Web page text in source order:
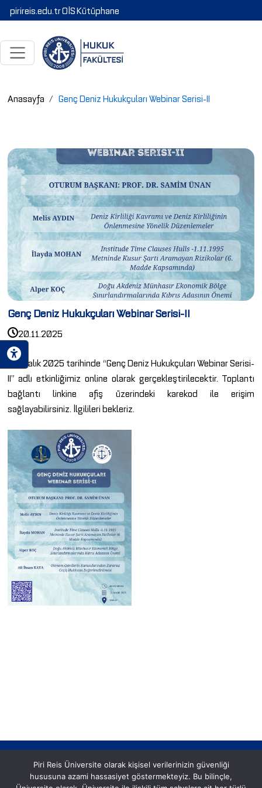
pirireis.edu.trOİSKütüphane
Anasayfa Genç Deniz Hukukçuları Webinar Serisi-II
Genç Deniz Hukukçuları Webinar Serisi-II
20.11.2025
10 Aralık 2025 tarihinde “Genç Deniz Hukukçuları Webinar Serisi-
II” adlı etkinliğimiz online olarak gerçekleştirilecektir. Toplantı
bağlantı linkine afiş üzerindeki karekod ile erişim
sağlayabilirsiniz. İlgilileri bekleriz.
Piri Reis Üniversite olarak kişisel verilerinizin güvenliği
hususuna azami hassasiyet göstermekteyiz. Bu bilinçle,